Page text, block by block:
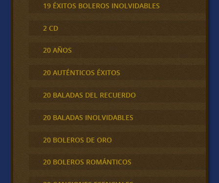
19 ÉXITOS BOLEROS INOLVIDABLES
2 CD
20 AÑOS
20 AUTÉNTICOS ÉXITOS
20 BALADAS DEL RECUERDO
20 BALADAS INOLVIDABLES
20 BOLEROS DE ORO
20 BOLEROS ROMÁNTICOS